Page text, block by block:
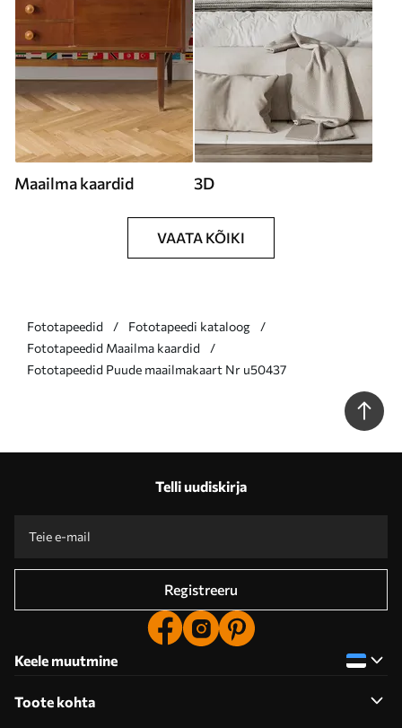
Maailma kaardid 3D
VAATA KÕIKI
Fototapeedid
Fototapeedi kataloog
Fototapeedid Maailma kaardid
Fototapeedid Puude maailmakaart Nr u50437
Telli uudiskirja
Registreeru
Keele muutmine
Toote kohta